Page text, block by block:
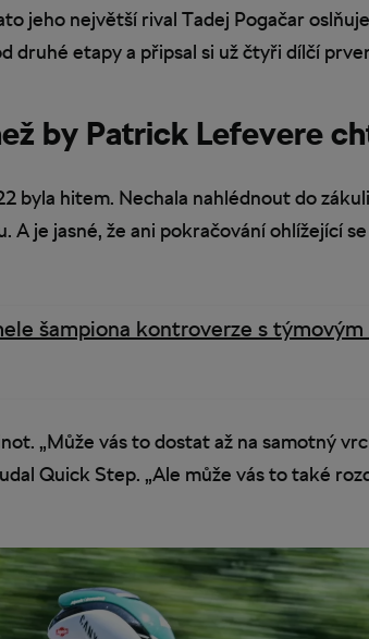
jeho největší rival Tadej Pogačar
druhé etapy a připsal si už čtyři dílčí
by Patrick Lefevere
byla hitem. Nechala nahlédnout do
je jasné, že ani pokračování ohlížející se
šampiona kontroverze s
„Může vás to dostat až na samotný
Quick Step. „Ale může vás to také